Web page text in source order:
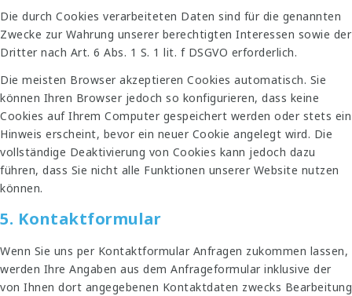
Die durch Cookies verarbeiteten Daten sind für die genannten
Zwecke zur Wahrung unserer berechtigten Interessen sowie der
Dritter nach Art. 6 Abs. 1 S. 1 lit. f DSGVO erforderlich.
Die meisten Browser akzeptieren Cookies automatisch. Sie
können Ihren Browser jedoch so konfigurieren, dass keine
Cookies auf Ihrem Computer gespeichert werden oder stets ein
Hinweis erscheint, bevor ein neuer Cookie angelegt wird. Die
vollständige Deaktivierung von Cookies kann jedoch dazu
führen, dass Sie nicht alle Funktionen unserer Website nutzen
können.
5. Kontaktformular
Wenn Sie uns per Kontaktformular Anfragen zukommen lassen,
werden Ihre Angaben aus dem Anfrageformular inklusive der
von Ihnen dort angegebenen Kontaktdaten zwecks Bearbeitung